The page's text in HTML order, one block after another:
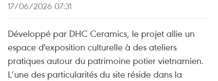
17/06/2026 07:31
Développé par DHC Ceramics, le projet allie un
espace d'exposition culturelle à des ateliers
pratiques autour du patrimoine potier vietnamien.
L’une des particularités du site réside dans la